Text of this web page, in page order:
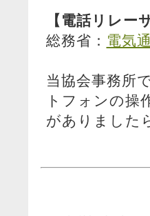
【電話リレー
総務省： 電気
当協会事務所
トフォンの操
がありました